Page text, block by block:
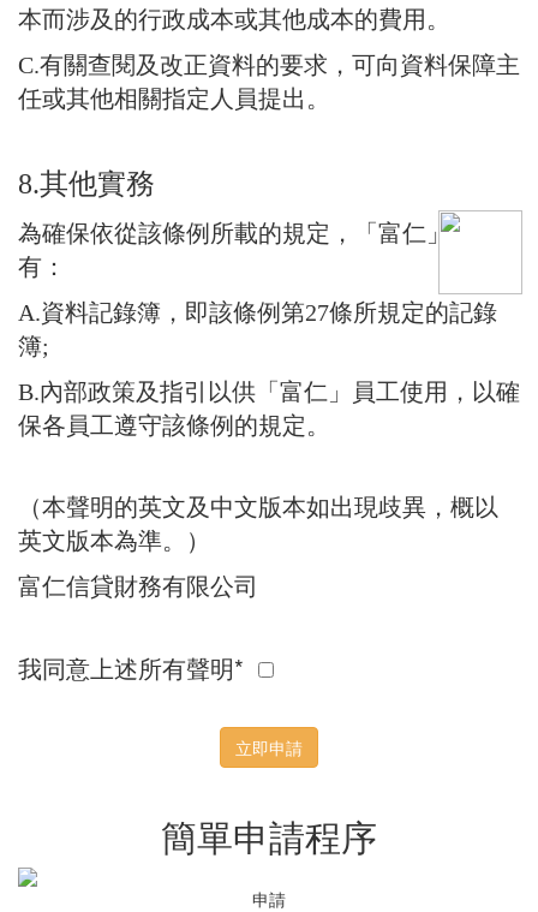
本而涉及的行政成本或其他成本的費用。
C.有關查閱及改正資料的要求，可向資料保障主
任或其他相關指定人員提出。
8.其他實務
為確保依從該條例所載的規定，「富仁」備
有：
A.資料記錄簿，即該條例第27條所規定的記錄
簿;
B.內部政策及指引以供「富仁」員工使用，以確
保各員工遵守該條例的規定。
（本聲明的英文及中文版本如出現歧異，概以
英文版本為準。）
富仁信貸財務有限公司
我同意上述所有聲明*
立即申請
簡單申請程序
申請